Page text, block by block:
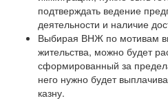
подтверждать ведение
деятельности и наличие
Выбирая ВНЖ по мотивам
жительства, можно будет
сформированный за
него нужно будет
казну.